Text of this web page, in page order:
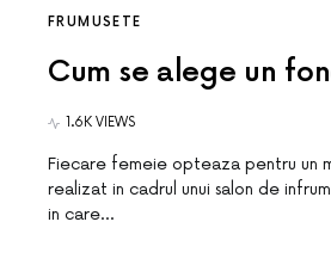
FRUMUSETE
Cum se alege un
1.6K VIEWS
Fiecare femeie opteaza pentru un
realizat in cadrul unui salon de
in care…